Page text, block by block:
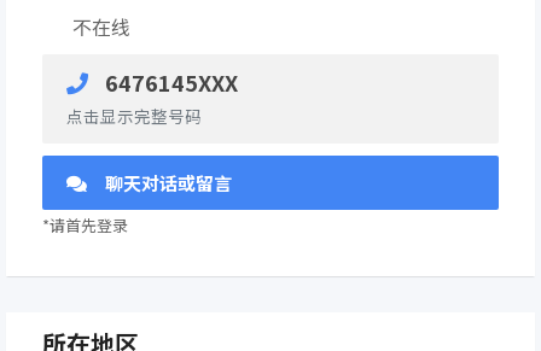
不在线
6476145XXX
点击显示完整号码
聊天对话或留言
*请首先登录
所在地区